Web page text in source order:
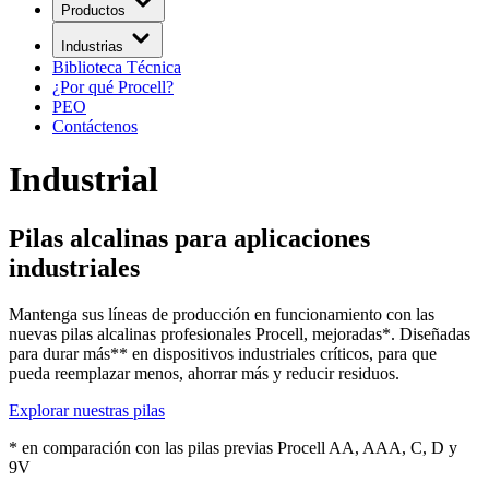
Productos
Industrias
Biblioteca Técnica
¿Por qué Procell?
PEO
Contáctenos
Industrial
Pilas alcalinas para aplicaciones
industriales
Mantenga sus líneas de producción en funcionamiento con las
nuevas pilas alcalinas profesionales Procell, mejoradas*. Diseñadas
para durar más** en dispositivos industriales críticos, para que
pueda reemplazar menos, ahorrar más y reducir residuos.
Explorar nuestras pilas
* en comparación con las pilas previas Procell AA, AAA, C, D y
9V